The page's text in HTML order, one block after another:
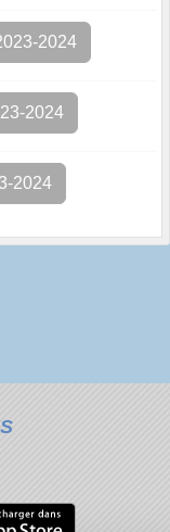
2024
2024
2024